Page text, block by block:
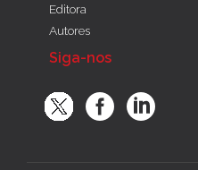
Editora
Autores
Siga-nos